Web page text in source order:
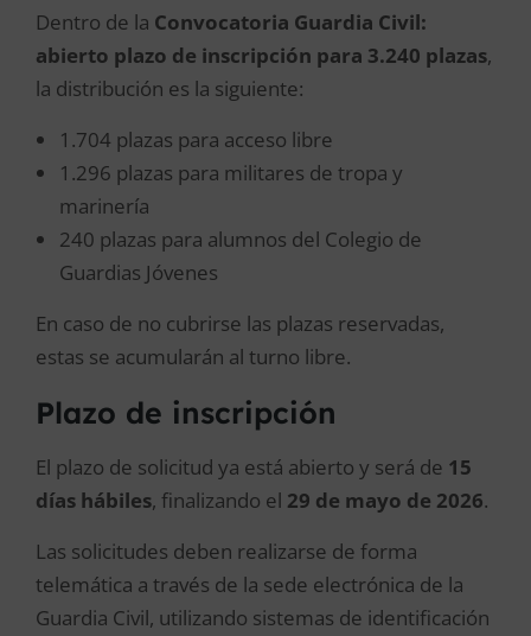
Dentro de la Convocatoria Guardia Civil:
abierto plazo de inscripción para 3.240 plazas,
la distribución es la siguiente:
1.704 plazas para acceso libre
1.296 plazas para militares de tropa y
marinería
240 plazas para alumnos del Colegio de
Guardias Jóvenes
En caso de no cubrirse las plazas reservadas,
estas se acumularán al turno libre.
Plazo de inscripción
El plazo de solicitud ya está abierto y será de 15
días hábiles, finalizando el 29 de mayo de 2026.
Las solicitudes deben realizarse de forma
telemática a través de la sede electrónica de la
Guardia Civil, utilizando sistemas de identificación